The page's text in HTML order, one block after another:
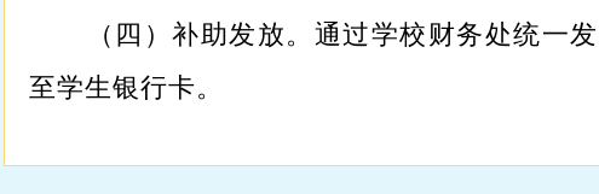
（四）补助发放。通过学校财务处统一
至学生银行卡。